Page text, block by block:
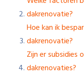
dakrenovatie?
Hoe kan ik
dakrenovatie?
Zijn er subsidies
dakrenovaties?